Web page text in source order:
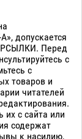
допускается
Перед
с
с
товаров и
читателей
их с сайта или
содержат
к насилию,